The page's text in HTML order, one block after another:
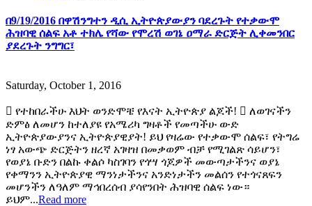
በ9/19/2016 በዋሽንግተን ዲሲ ኢትዮጵያውያን ባደረጉት የተቃውሞ
ሕዝባዊ ሰልፍ አቶ ተክሌ የሻው የሞረሽ ወገኔ ዐማራ ድርጅት ሊቀመንበር
ያደረጉት ንግግር፣
Saturday, October 1, 2016
 የተከበራችሁ እህት ወንድሞቼ የእናት ኢትዮጵያ ልጆች!  ለወገናችን
ድምፅ ለመሆን ከተለያዩ የአሜሪካ ግዛቶች የመጣችሁ ውድ
ኢትዮጵያውያንና ኢትዮጵያዊያት! ይህ የዛሬው የተቃውሞ ሰልፍ፣ የትግሬ
ነፃ አውጭ ድርጅትን ዘረኛ አገዛዝ በመቃወም ብቻ የሚገልጽ ሳይሆን፣
የወያኔ ቡድን በልኩ ቀልሶ ካስገባን የጎሣ ጎጆዎች መውጣታችንና ወያኔ
የቀማንን ኢትዮጵያዊ ማንነታችንና አንድነታችን መልሰን የተጎናጸፍን
መሆንችን ለዓለም ማኅበረሰብ ያሳየንበት ሕዝባዊ ሰልፍ ነው።
ይህም...Read more